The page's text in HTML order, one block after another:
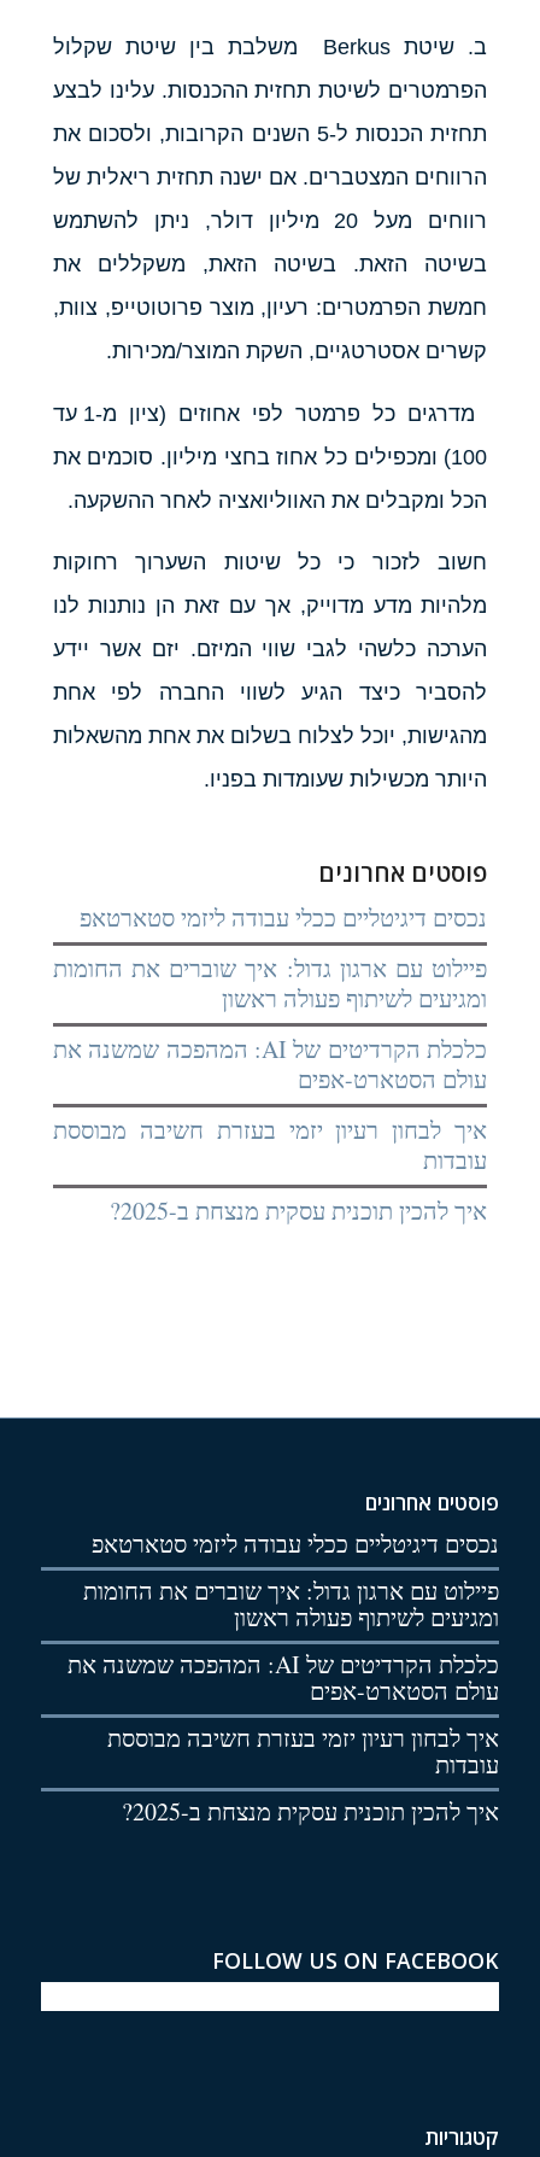
ב. שיטת Berkus משלבת בין שיטת שקלול
הפרמטרים לשיטת תחזית ההכנסות. עלינו לבצע
תחזית הכנסות ל-5 השנים הקרובות, ולסכום את
הרווחים המצטברים. אם ישנה תחזית ריאלית של
רווחים מעל 20 מיליון דולר, ניתן להשתמש
בשיטה הזאת. בשיטה הזאת, משקללים את
חמשת הפרמטרים: רעיון, מוצר פרוטוטייפ, צוות,
קשרים אסטרטגיים, השקת המוצר/מכירות.
מדרגים כל פרמטר לפי אחוזים (ציון מ-1 עד
100) ומכפילים כל אחוז בחצי מיליון. סוכמים את
הכל ומקבלים את האווליואציה לאחר ההשקעה.
חשוב לזכור כי כל שיטות השערוך רחוקות
מלהיות מדע מדוייק, אך עם זאת הן נותנות לנו
הערכה כלשהי לגבי שווי המיזם. יזם אשר יידע
להסביר כיצד הגיע לשווי החברה לפי אחת
מהגישות, יוכל לצלוח בשלום את אחת מהשאלות
היותר מכשילות שעומדות בפניו.
פוסטים אחרונים
נכסים דיגיטליים ככלי עבודה ליזמי סטארטאפ
פיילוט עם ארגון גדול: איך שוברים את החומות
ומגיעים לשיתוף פעולה ראשון
כלכלת הקרדיטים של AI: המהפכה שמשנה את
עולם הסטארט-אפים
איך לבחון רעיון יזמי בעזרת חשיבה מבוססת
עובדות
איך להכין תוכנית עסקית מנצחת ב-2025?
פוסטים אחרונים
נכסים דיגיטליים ככלי עבודה ליזמי סטארטאפ
פיילוט עם ארגון גדול: איך שוברים את החומות
ומגיעים לשיתוף פעולה ראשון
כלכלת הקרדיטים של AI: המהפכה שמשנה את
עולם הסטארט-אפים
איך לבחון רעיון יזמי בעזרת חשיבה מבוססת
עובדות
איך להכין תוכנית עסקית מנצחת ב-2025?
FOLLOW US ON FACEBOOK
קטגוריות